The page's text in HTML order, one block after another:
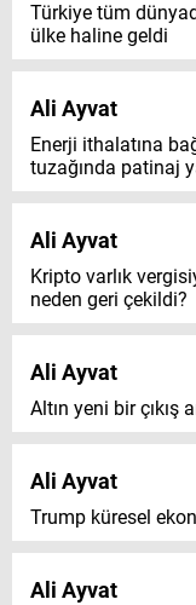
Türkiye tüm
ülke haline geldi
Ali Ayvat
Enerji ithalatına
tuzağında patinaj
Ali Ayvat
Kripto varlık
neden geri çekildi?
Ali Ayvat
Altın yeni bir çıkış
Ali Ayvat
Trump küresel
Ali Ayvat